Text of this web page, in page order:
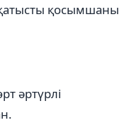
қатысты қосымшаны
әртүрлі